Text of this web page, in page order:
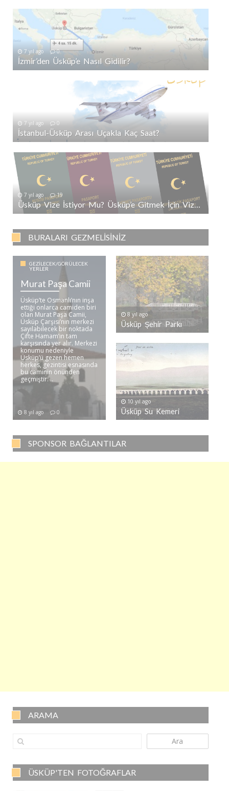
7 yıl ago 0
İzmir’den Üsküp’e Nasıl Gidilir?
7 yıl ago 0
İstanbul-Üsküp Arası Uçakla Kaç Saat?
7 yıl ago 19
Üsküp Vize İstiyor Mu? Üsküp’e Gitmek İçin Vize Gerekli Mi?
BURALARI GEZMELISINIZ
GEZILECEK/GÖRÜLECEK
YERLER
Murat Paşa Camii
Üsküp’te Osmanlı’nın inşa
ettiği onlarca camiden biri
olan Murat Paşa Camii,
Üsküp Çarşısı’nın merkezi
sayılabilecek bir noktada
Çifte Hamam’ın tam
karşısında yer alır. Merkezi
konumu nedeniyle
Üsküp’ü gezen hemen
herkes, gezintisi esnasında
bu caminin önünden
geçmiştir. ..
8 yıl ago 0
8 yıl ago
Üsküp Şehir Parkı
10 yıl ago
Üsküp Su Kemeri
SPONSOR BAĞLANTILAR
ARAMA
Ara
ÜSKÜP'TEN FOTOĞRAFLAR